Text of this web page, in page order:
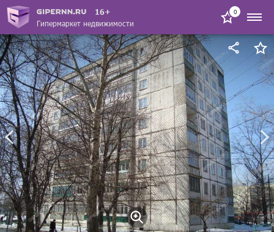
16+
Гипермаркет недвижимости
0